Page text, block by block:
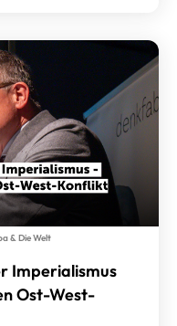
& Die Welt
Imperialismus
Ost-West-